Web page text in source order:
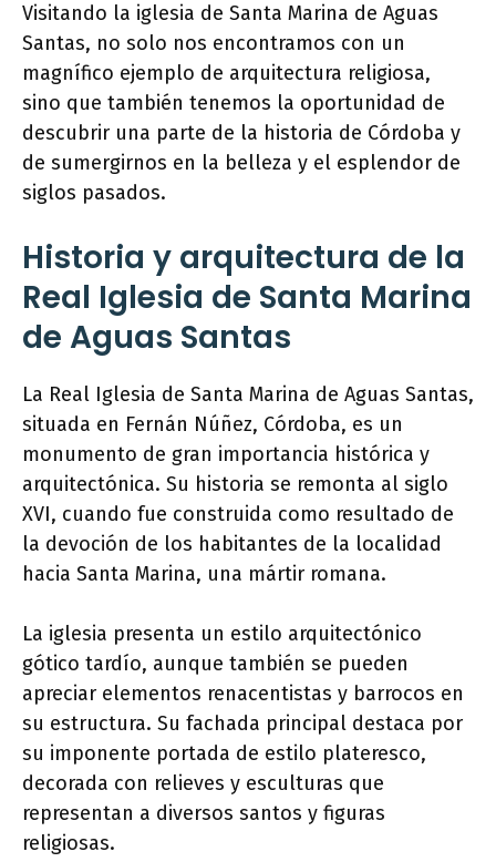
Visitando la iglesia de Santa Marina de Aguas
Santas, no solo nos encontramos con un
magnífico ejemplo de arquitectura religiosa,
sino que también tenemos la oportunidad de
descubrir una parte de la historia de Córdoba y
de sumergirnos en la belleza y el esplendor de
siglos pasados.
Historia y arquitectura de la
Real Iglesia de Santa Marina
de Aguas Santas
La Real Iglesia de Santa Marina de Aguas Santas,
situada en Fernán Núñez, Córdoba, es un
monumento de gran importancia histórica y
arquitectónica. Su historia se remonta al siglo
XVI, cuando fue construida como resultado de
la devoción de los habitantes de la localidad
hacia Santa Marina, una mártir romana.
La iglesia presenta un estilo arquitectónico
gótico tardío, aunque también se pueden
apreciar elementos renacentistas y barrocos en
su estructura. Su fachada principal destaca por
su imponente portada de estilo plateresco,
decorada con relieves y esculturas que
representan a diversos santos y figuras
religiosas.